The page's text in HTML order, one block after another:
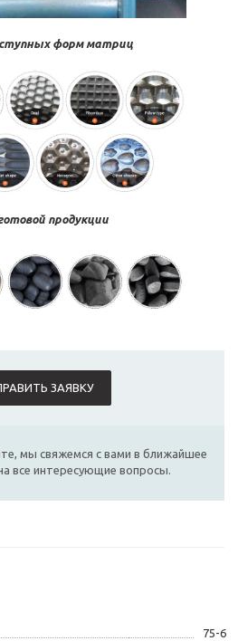
форм матриц
продукции
ЗАЯВКУ
мы свяжемся с вами в ближайшее
все интересующие вопросы.
75-6